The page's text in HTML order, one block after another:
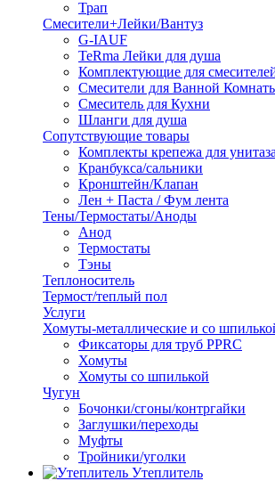
Трап
Смесители+Лейки/Вантуз
G-IAUF
TeRma Лейки для душа
Комплектующие для
Смесители для Ванной
Смеситель для Кухни
Шланги для душа
Сопутствующие товары
Комплекты крепежа для
Кранбукса/сальники
Кронштейн/Клапан
Лен + Паста / Фум лента
Тены/Термостаты/Аноды
Анод
Термостаты
Тэны
Теплоноситель
Термост/теплый пол
Услуги
Хомуты-металлические и со
Фиксаторы для труб PPRC
Хомуты
Хомуты со шпилькой
Чугун
Бочонки/сгоны/контргайки
Заглушки/переходы
Муфты
Тройники/уголки
Утеплитель